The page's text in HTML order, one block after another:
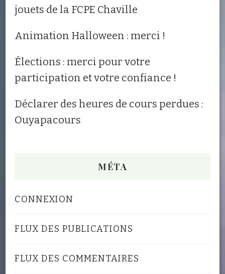
jouets de la FCPE Chaville
Animation Halloween : merci !
Élections : merci pour votre
participation et votre confiance !
Déclarer des heures de cours perdues :
Ouyapacours
MÉTA
CONNEXION
FLUX DES PUBLICATIONS
FLUX DES COMMENTAIRES